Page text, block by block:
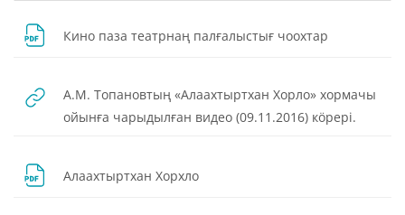
Кино паза театрнаң палғалыстығ чоохтар
А.М. Топановтың «Алаахтыртхан Хорло» хормачы
ойынға чарыдылған видео (09.11.2016) кӧрері.
Алаахтыртхан Хорхло